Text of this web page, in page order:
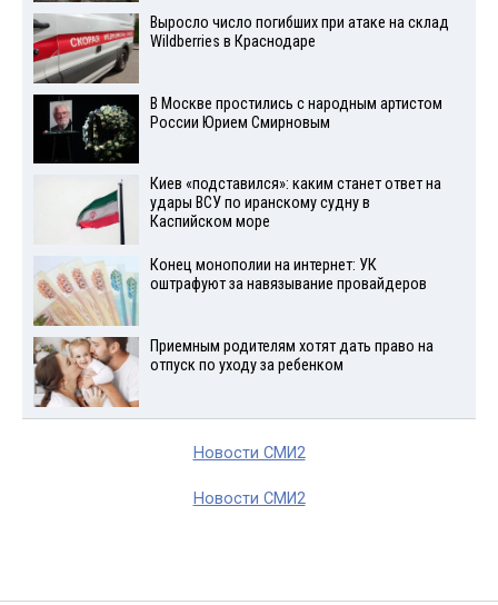
Выросло число погибших при атаке на склад
Wildberries в Краснодаре
В Москве простились с народным артистом
России Юрием Смирновым
Киев «подставился»: каким станет ответ на
удары ВСУ по иранскому судну в
Каспийском море
Конец монополии на интернет: УК
оштрафуют за навязывание провайдеров
Приемным родителям хотят дать право на
отпуск по уходу за ребенком
Новости СМИ2
Новости СМИ2